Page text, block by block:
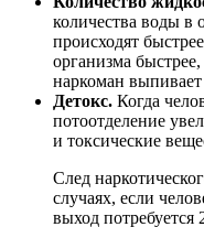
количества воды в
происходят
организма
наркоман
Детокс. Когда
потоотделение
и токсические
След
случаях, если
выход потребуется